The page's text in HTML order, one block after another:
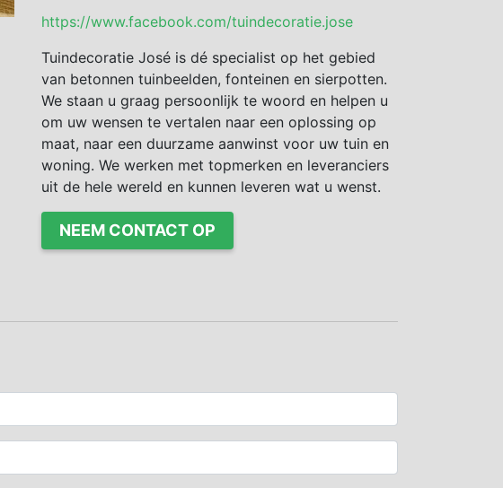
https://www.facebook.com/tuindecoratie.jose
Tuindecoratie José is dé specialist op het gebied
van betonnen tuinbeelden, fonteinen en sierpotten.
We staan u graag persoonlijk te woord en helpen u
om uw wensen te vertalen naar een oplossing op
maat, naar een duurzame aanwinst voor uw tuin en
woning. We werken met topmerken en leveranciers
uit de hele wereld en kunnen leveren wat u wenst.
NEEM CONTACT OP